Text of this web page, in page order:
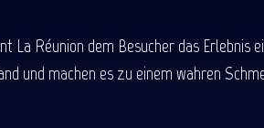
Réunion dem Besucher das Erlebnis
und machen es zu einem wahren